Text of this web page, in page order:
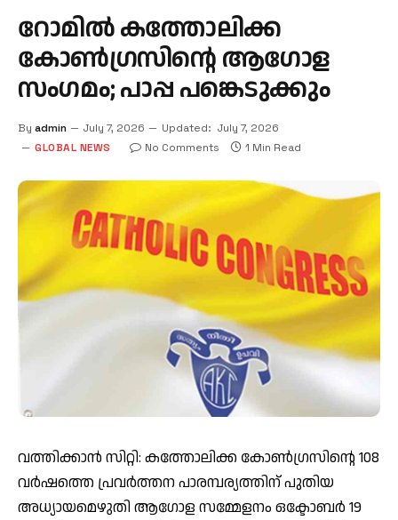
റോമിൽ കത്തോലിക്ക
കോൺഗ്രസിന്റെ ആഗോള
സംഗമം; പാപ്പ പങ്കെടുക്കും
By admin July 7, 2026 Updated: July 7, 2026
GLOBAL NEWS
No Comments 1 Min Read
വത്തിക്കാൻ സിറ്റി: കത്തോലിക്ക കോൺഗ്രസിന്റെ 108
വർഷത്തെ പ്രവർത്തന പാരമ്പര്യത്തിന് പുതിയ
അധ്യായമെഴുതി ആഗോള സമ്മേളനം ഒക്ടോബർ 19